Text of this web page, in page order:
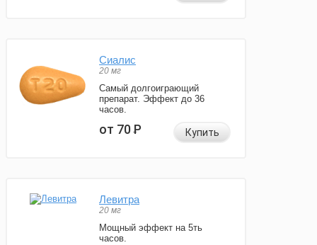
Сиалис
20 мг
Самый долгоиграющий
препарат. Эффект до 36
часов.
от 70Р Купить
Левитра
20 мг
Мощный эффект на 5ть
часов.